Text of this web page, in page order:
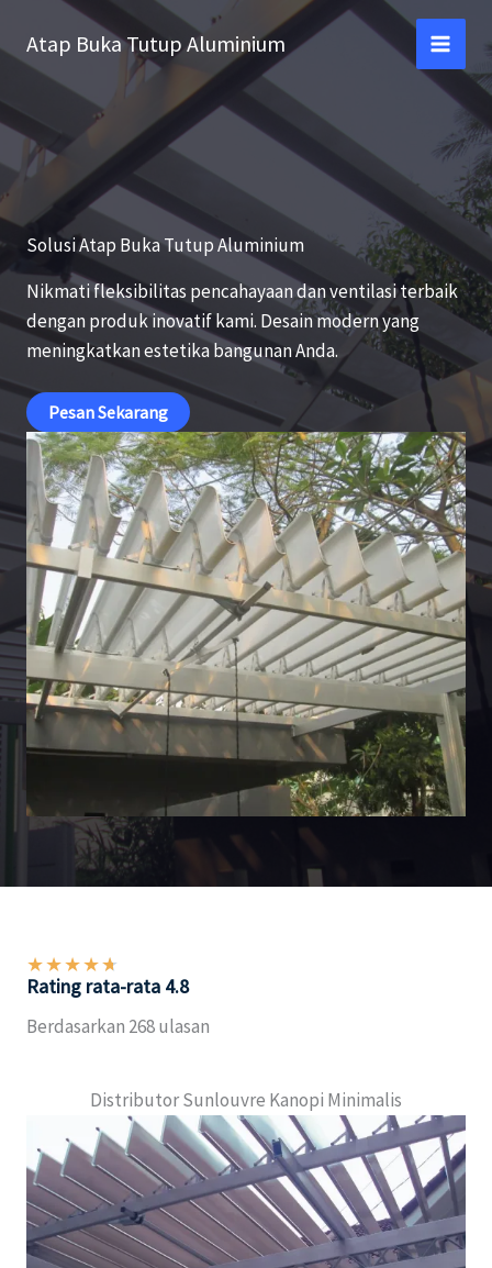
konten
Atap Buka Tutup Aluminium
Solusi Atap Buka Tutup Aluminium
Nikmati fleksibilitas pencahayaan dan ventilasi terbaik
dengan produk inovatif kami. Desain modern yang
meningkatkan estetika bangunan Anda.
Pesan Sekarang
★★★★★
Rating rata-rata 4.8
Berdasarkan 268 ulasan
Distributor Sunlouvre Kanopi Minimalis